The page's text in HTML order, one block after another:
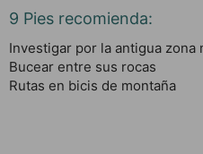
9 Pies recomienda:
Investigar por la antigua zona
Bucear entre sus rocas
Rutas en bicis de montaña